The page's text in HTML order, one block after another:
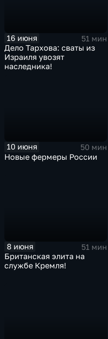
16 июня
51 мин
Дело Тархова: сваты из
Израиля увозят
наследника!
10 июня
50 мин
Новые фермеры России
8 июня
51 мин
Британская элита на
службе Кремля!